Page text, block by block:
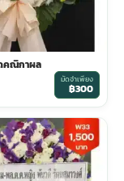
คณิกาผล
มัดจำเพียง
฿300